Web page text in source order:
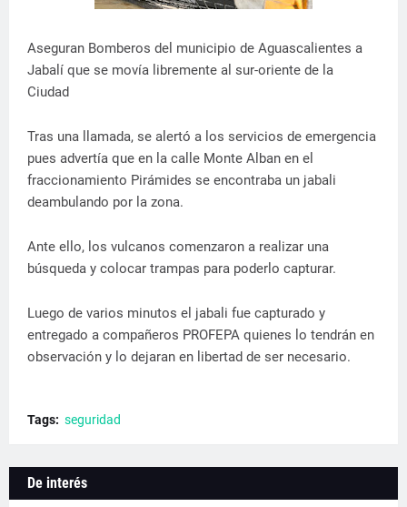
Aseguran Bomberos del municipio de Aguascalientes a
Jabalí que se movía libremente al sur-oriente de la
Ciudad
Tras una llamada, se alertó a los servicios de emergencia
pues advertía que en la calle Monte Alban en el
fraccionamiento Pirámides se encontraba un jabali
deambulando por la zona.
Ante ello, los vulcanos comenzaron a realizar una
búsqueda y colocar trampas para poderlo capturar.
Luego de varios minutos el jabali fue capturado y
entregado a compañeros PROFEPA quienes lo tendrán en
observación y lo dejaran en libertad de ser necesario.
Tags: seguridad
De interés